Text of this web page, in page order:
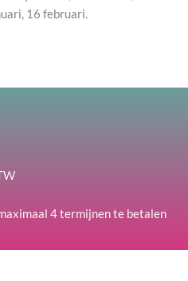
16 februari.
4 termijnen te betalen